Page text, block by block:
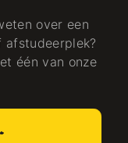
over een
één van onze